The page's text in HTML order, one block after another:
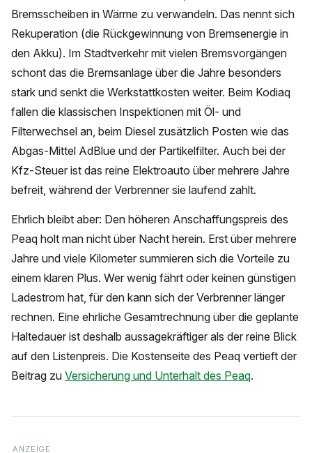
Bremsscheiben in Wärme zu verwandeln. Das nennt sich
Rekuperation (die Rückgewinnung von Bremsenergie in
den Akku). Im Stadtverkehr mit vielen Bremsvorgängen
schont das die Bremsanlage über die Jahre besonders
stark und senkt die Werkstattkosten weiter. Beim Kodiaq
fallen die klassischen Inspektionen mit Öl- und
Filterwechsel an, beim Diesel zusätzlich Posten wie das
Abgas-Mittel AdBlue und der Partikelfilter. Auch bei der
Kfz-Steuer ist das reine Elektroauto über mehrere Jahre
befreit, während der Verbrenner sie laufend zahlt.
Ehrlich bleibt aber: Den höheren Anschaffungspreis des
Peaq holt man nicht über Nacht herein. Erst über mehrere
Jahre und viele Kilometer summieren sich die Vorteile zu
einem klaren Plus. Wer wenig fährt oder keinen günstigen
Ladestrom hat, für den kann sich der Verbrenner länger
rechnen. Eine ehrliche Gesamtrechnung über die geplante
Haltedauer ist deshalb aussagekräftiger als der reine Blick
auf den Listenpreis. Die Kostenseite des Peaq vertieft der
Beitrag zu Versicherung und Unterhalt des Peaq.